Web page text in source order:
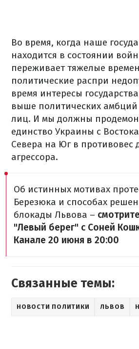
Во время, когда наше
находится в состоянии
переживает тяжелые
политические распри
время интересы
выше политических
лиц. И мы должны
единство Украины с
Севера на Юг в противовес
агрессора.
Об истинных мотивах
Березюка и способах
блокады Львова –
"Левый берег" с Соней
Канале 20 июня в 20:00
Связанные темы:
НОВОСТИ ПОЛИТИКИ ЛЬВОВ